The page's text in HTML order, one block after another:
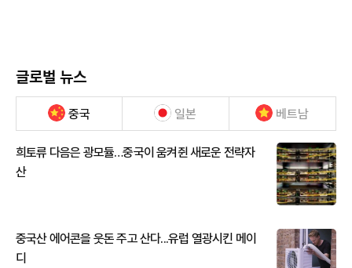
글로벌 뉴스
중국 일본 베트남
희토류 다음은 광모듈…중국이 움켜쥔 새로운 전략자
산
중국산 에어콘을 웃돈 주고 산다...유럽 열광시킨 메이
디